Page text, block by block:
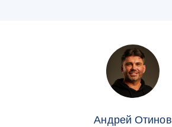
Андрей Отинов